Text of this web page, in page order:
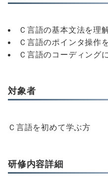
Ｃ言語の基本文法を理
Ｃ言語のポインタ操作
Ｃ言語のコーディング
対象者
Ｃ言語を初めて学ぶ方
研修内容詳細